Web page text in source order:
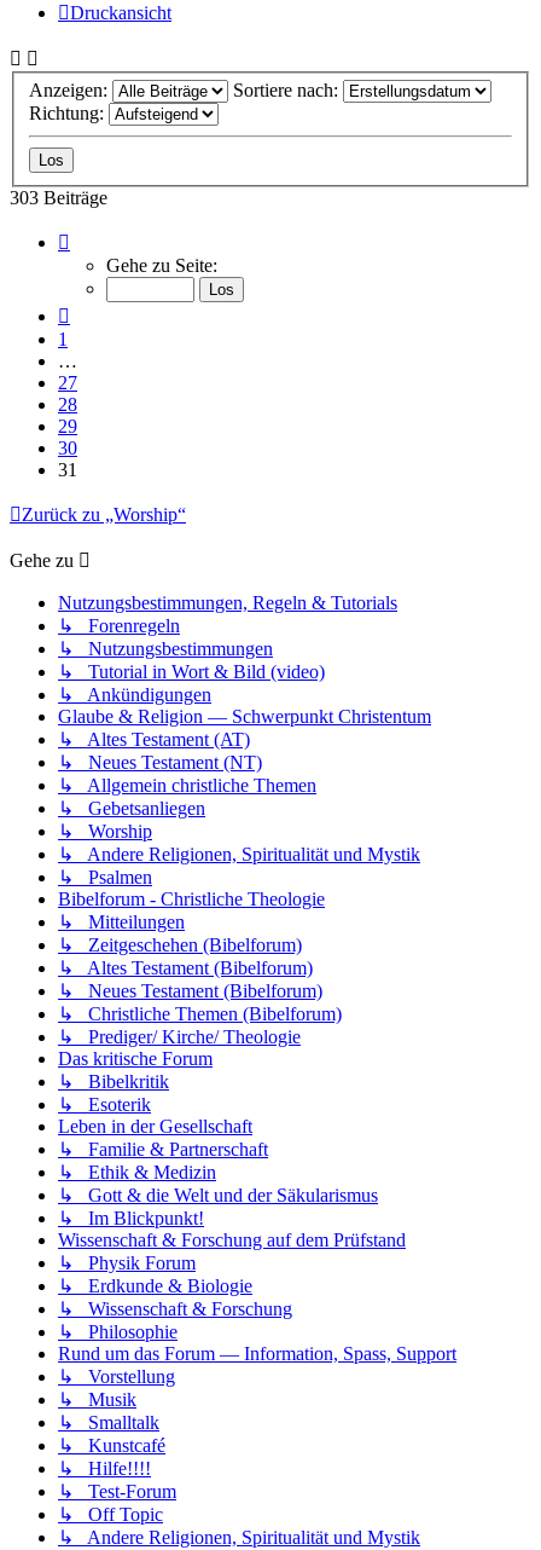
Druckansicht
Anzeigen:
Sortiere nach:
Richtung:
303 Beiträge
31
von
Gehe zu Seite:
1
…
27
28
29
30
31
Zurück zu „Worship“
Gehe zu
Nutzungsbestimmungen, Regeln & Tutorials
↳ Forenregeln
↳ Nutzungsbestimmungen
↳ Tutorial in Wort & Bild (video)
↳ Ankündigungen
Glaube & Religion — Schwerpunkt Christentum
↳ Altes Testament (AT)
↳ Neues Testament (NT)
↳ Allgemein christliche Themen
↳ Gebetsanliegen
↳ Worship
↳ Andere Religionen, Spiritualität und Mystik
↳ Psalmen
Bibelforum - Christliche Theologie
↳ Mitteilungen
↳ Zeitgeschehen (Bibelforum)
↳ Altes Testament (Bibelforum)
↳ Neues Testament (Bibelforum)
↳ Christliche Themen (Bibelforum)
↳ Prediger/ Kirche/ Theologie
Das kritische Forum
↳ Bibelkritik
↳ Esoterik
Leben in der Gesellschaft
↳ Familie & Partnerschaft
↳ Ethik & Medizin
↳ Gott & die Welt und der Säkularismus
↳ Im Blickpunkt!
Wissenschaft & Forschung auf dem Prüfstand
↳ Physik Forum
↳ Erdkunde & Biologie
↳ Wissenschaft & Forschung
↳ Philosophie
Rund um das Forum — Information, Spass, Support
↳ Vorstellung
↳ Musik
↳ Smalltalk
↳ Kunstcafé
↳ Hilfe!!!!
↳ Test-Forum
↳ Off Topic
↳ Andere Religionen, Spiritualität und Mystik